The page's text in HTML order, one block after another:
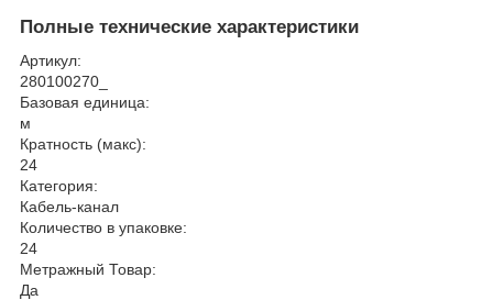
Полные технические характеристики
Артикул:
280100270_
Базовая единица:
м
Кратность (макс):
24
Категория:
Кабель-канал
Количество в упаковке:
24
Метражный Товар:
Да